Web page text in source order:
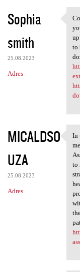
Sophia
smith
25.08.2023
Adres
to
MICALDSO
UZA
25.08.2023
Adres
In
In
to